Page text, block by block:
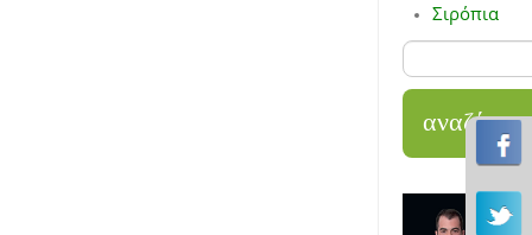
Σιρόπια